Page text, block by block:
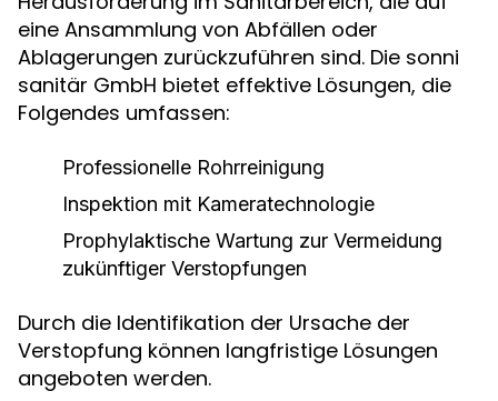
eine Ansammlung von Abfällen oder
Ablagerungen zurückzuführen sind. Die sonni
sanitär GmbH bietet effektive Lösungen, die
Folgendes umfassen:
Professionelle Rohrreinigung
Inspektion mit Kameratechnologie
Prophylaktische Wartung zur Vermeidung
zukünftiger Verstopfungen
Durch die Identifikation der Ursache der
Verstopfung können langfristige Lösungen
angeboten werden.